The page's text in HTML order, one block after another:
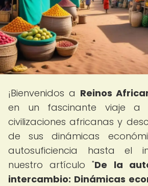
¡Bienvenidos a Reinos
en un fascinante viaje a
civilizaciones africanas y
de sus dinámicas
autosuficiencia hasta el
nuestro artículo "De la
intercambio: Dinámicas